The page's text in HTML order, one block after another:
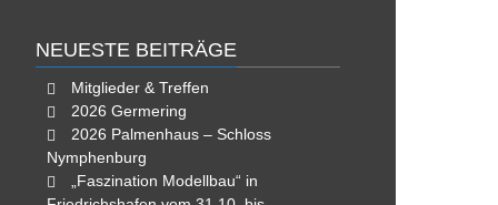
NEUESTE BEITRÄGE
Mitglieder & Treffen
2026 Germering
2026 Palmenhaus – Schloss
Nymphenburg
„Faszination Modellbau“ in